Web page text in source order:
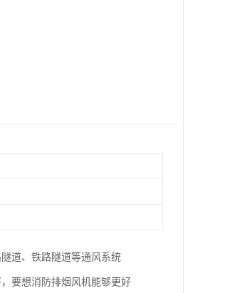
道、铁路隧道等通风系统
要想消防排烟风机能够更好